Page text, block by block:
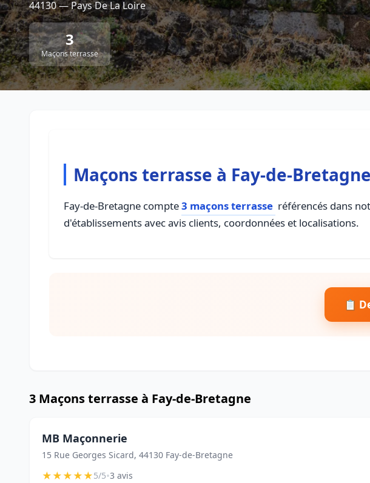
44130 — Pays De La Loire
3
Maçons terrasse
Maçons terrasse à Fay-de-Bretagne
Fay-de-Bretagne compte3 maçons terrasse référencés dans
d'établissements avec avis clients, coordonnées et localisations.
📋
3 Maçons terrasse à Fay-de-Bretagne
MB Maçonnerie
15 Rue Georges Sicard, 44130 Fay-de-Bretagne
★★★★★5/5•3 avis